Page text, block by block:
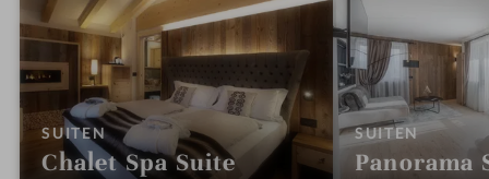
SUITEN:
Chalet Spa Suite
SUITEN:
Panorama